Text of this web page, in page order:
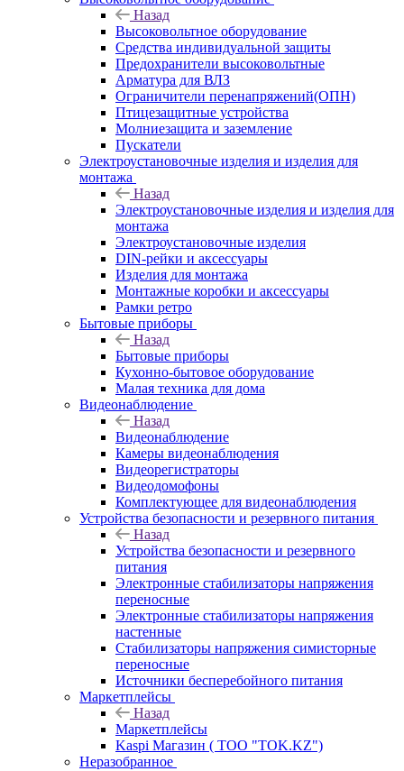
Назад
Высоковольтное оборудование
Средства индивидуальной защиты
Предохранители высоковольтные
Арматура для ВЛЗ
Ограничители перенапряжений(ОПН)
Птицезащитные устройства
Молниезащита и заземление
Пускатели
Электроустановочные изделия и изделия для
монтажа
Назад
Электроустановочные изделия и изделия для
монтажа
Электроустановочные изделия
DIN-рейки и аксессуары
Изделия для монтажа
Монтажные коробки и аксессуары
Рамки ретро
Бытовые приборы
Назад
Бытовые приборы
Кухонно-бытовое оборудование
Малая техника для дома
Видеонаблюдение
Назад
Видеонаблюдение
Камеры видеонаблюдения
Видеорегистраторы
Видеодомофоны
Комплектующее для видеонаблюдения
Устройства безопасности и резервного питания
Назад
Устройства безопасности и резервного
питания
Электронные стабилизаторы напряжения
переносные
Электронные стабилизаторы напряжения
настенные
Стабилизаторы напряжения симисторные
переносные
Источники бесперебойного питания
Маркетплейсы
Назад
Маркетплейсы
Kaspi Магазин ( ТОО "TOK.KZ")
Неразобранное